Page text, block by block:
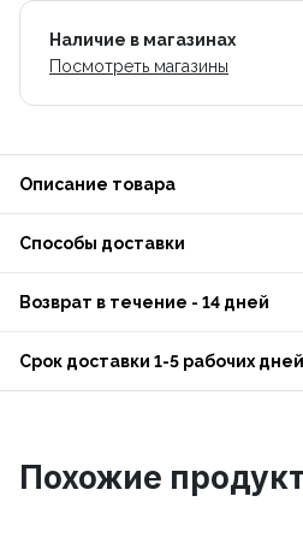
Наличие в магазинах
Посмотреть магазины
Описание товара
Способы доставки
Возврат в течение - 14 дней
Срок доставки 1-5 рабочих дней
Похожие